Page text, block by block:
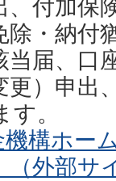
、付加保
除・納付
当届、口
更）申出
。
機構ホー
（外部サ